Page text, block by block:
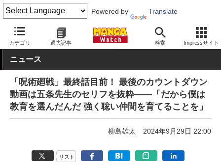
Powered by Translate
カテゴリ 過去記事 検索 Impressサイト
MANGA Watch 少年 呪術廻戦
ニュース
「呪術廻戦」最終話目前！ 最後のカウントダウン
動画は五条先生のセリフを抜粋――「だから僕は
教育を選んだんだ 強く聡い仲間を育てることを」
柳島雄太 2024年9月29日 22:00
リスト